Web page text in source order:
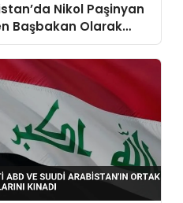
Nikol Paşinyan
Başbakan Olarak